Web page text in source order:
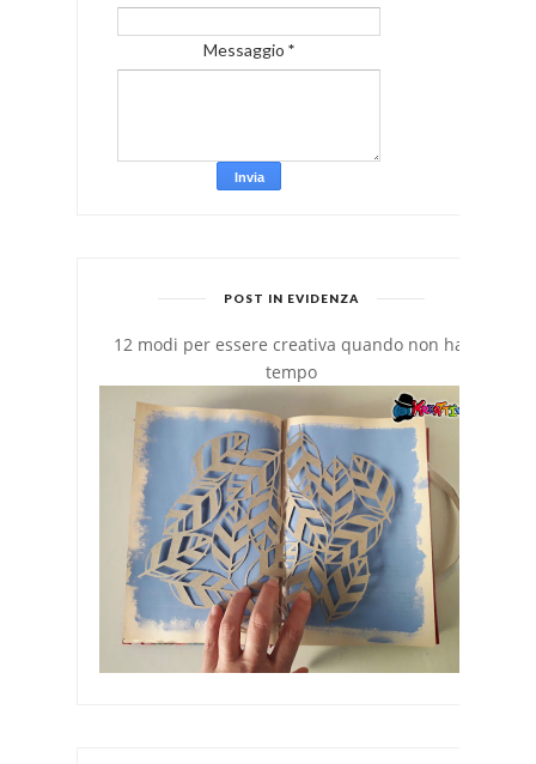
Messaggio *
POST IN EVIDENZA
12 modi per essere creativa quando non hai
tempo